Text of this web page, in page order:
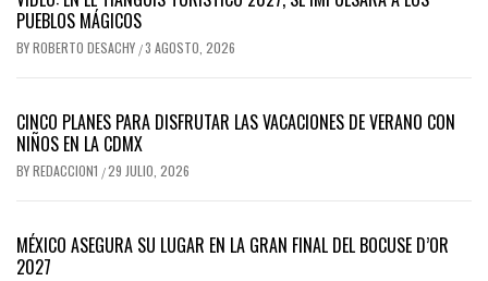
PUEBLOS MÁGICOS
BYROBERTO DESACHY /3 AGOSTO, 2026
CINCO PLANES PARA DISFRUTAR LAS VACACIONES DE VERANO CON
NIÑOS EN LA CDMX
BYREDACCION1 /29 JULIO, 2026
MÉXICO ASEGURA SU LUGAR EN LA GRAN FINAL DEL BOCUSE D’OR
2027